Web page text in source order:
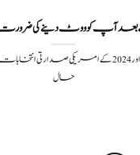
آپ کو ووٹ دینے کی
سچ خبریں: سابق صدر اور 2024 کے امریکی
حال